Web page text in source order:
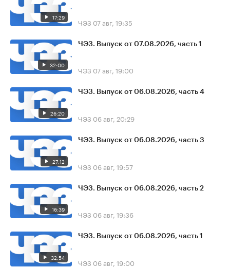
17:29 ЧЭЗ 07 авг, 19:35
32:00
ЧЭЗ. Выпуск от 07.08.2026, часть 1
ЧЭЗ 07 авг, 19:00
26:20
ЧЭЗ. Выпуск от 06.08.2026, часть 4
ЧЭЗ 06 авг, 20:29
27:12
ЧЭЗ. Выпуск от 06.08.2026, часть 3
ЧЭЗ 06 авг, 19:57
16:39
ЧЭЗ. Выпуск от 06.08.2026, часть 2
ЧЭЗ 06 авг, 19:36
32:54
ЧЭЗ. Выпуск от 06.08.2026, часть 1
ЧЭЗ 06 авг, 19:00